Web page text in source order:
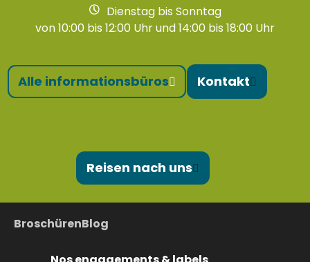
Dienstag bis Sonntag
von 10:00 bis 12:00 Uhr und 14:00 bis 18:00 Uhr
Alle informationsbüros Kontakt
Reisen nach uns
BroschürenBlog